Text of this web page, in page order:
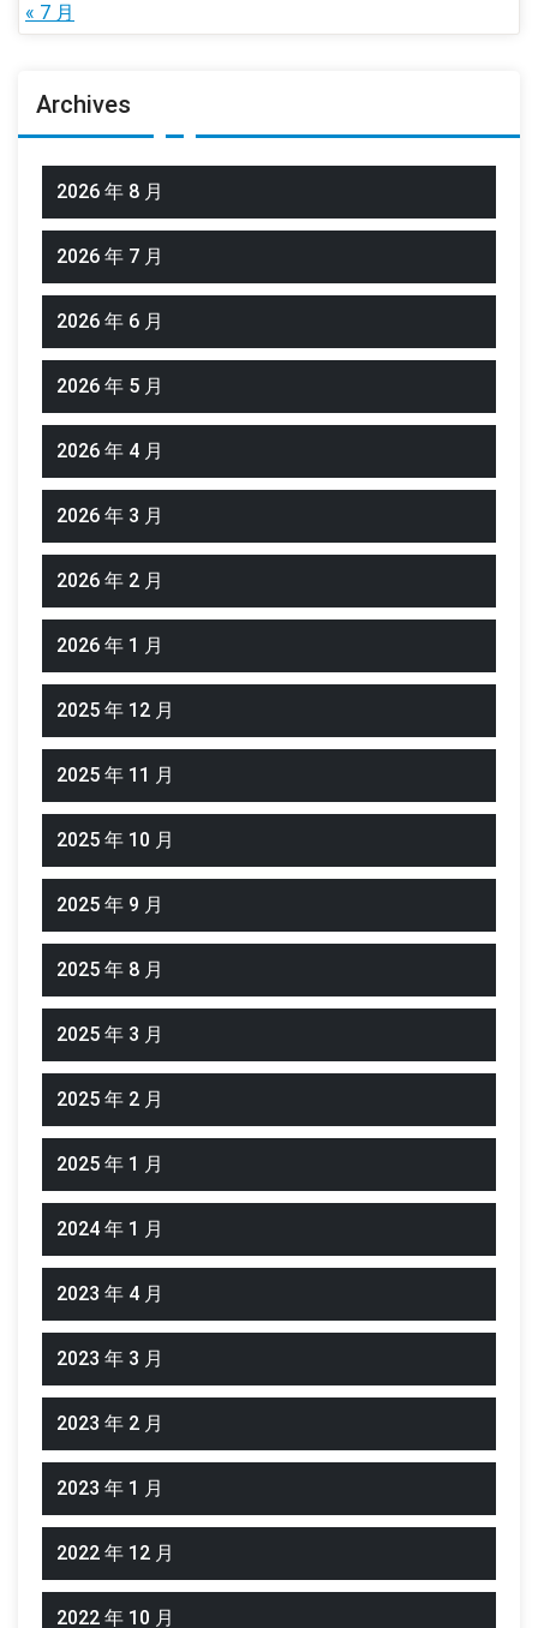
« 7 月
Archives
2026 年 8 月
2026 年 7 月
2026 年 6 月
2026 年 5 月
2026 年 4 月
2026 年 3 月
2026 年 2 月
2026 年 1 月
2025 年 12 月
2025 年 11 月
2025 年 10 月
2025 年 9 月
2025 年 8 月
2025 年 3 月
2025 年 2 月
2025 年 1 月
2024 年 1 月
2023 年 4 月
2023 年 3 月
2023 年 2 月
2023 年 1 月
2022 年 12 月
2022 年 10 月